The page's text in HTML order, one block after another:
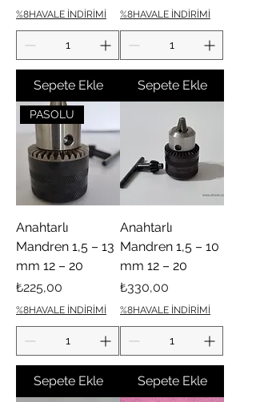
%8HAVALE İNDİRİMİ
Sepete Ekle
%8HAVALE İNDİRİMİ
Sepete Ekle
PASOLU
Anahtarlı
Mandren 1,5 – 13
mm 12 – 20
Fiyat
₺225,00
%8HAVALE İNDİRİMİ
Sepete Ekle
Anahtarlı
Mandren 1,5 – 10
mm 12 – 20
Fiyat
₺330,00
%8HAVALE İNDİRİMİ
Sepete Ekle